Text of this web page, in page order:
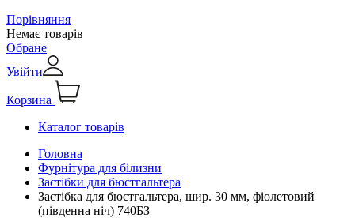
Порівняння
Немає товарів
Обране
Увійти
Корзина
Каталог товарів
Головна
Фурнітура для білизни
Застібки для бюстгальтера
Застібка для бюстгальтера, шир. 30 мм, фіолетовий
(південна ніч) 740БЗ